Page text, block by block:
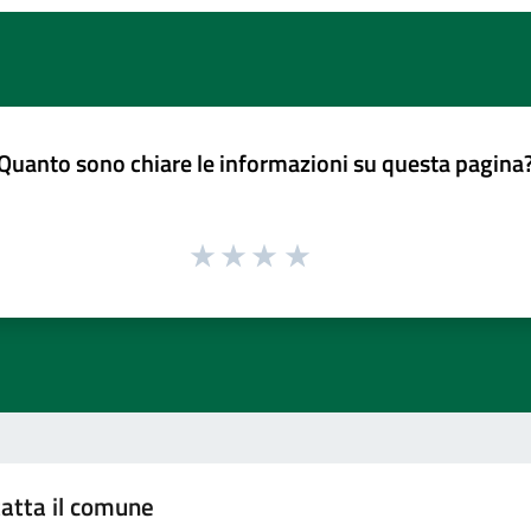
sono chiare le informazioni su questa
il comune